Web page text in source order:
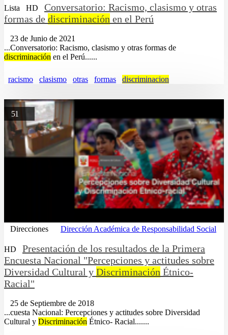
Lista HD
Conversatorio: Racismo, clasismo y otras
formas de discriminación en el Perú
23 de Junio de 2021
...Conversatorio: Racismo, clasismo y otras formas de
discriminación en el Perú......
racismo clasismo otras formas discriminacion
51
Direcciones Dirección Académica de Responsabilidad Social
HD
Presentación de los resultados de la Primera
Encuesta Nacional "Percepciones y actitudes sobre
Diversidad Cultural y Discriminación Étnico-
Racial"
25 de Septiembre de 2018
...cuesta Nacional: Percepciones y actitudes sobre Diversidad
Cultural y Discriminación Étnico- Racial.......